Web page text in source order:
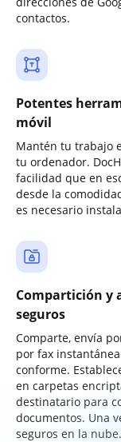
contactos.
Potentes
móvil
Mantén tu trabajo
tu ordenador.
facilidad que en
desde la
es necesario
Compartición y
seguros
Comparte, envía
por fax
conforme.
en carpetas
destinatario para
documentos. Una
seguros en la nube.